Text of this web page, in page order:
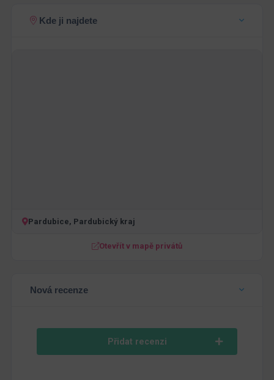
Kde ji najdete
Pardubice, Pardubický kraj
Otevřít v mapě privátů
Nová recenze
Přidat recenzi